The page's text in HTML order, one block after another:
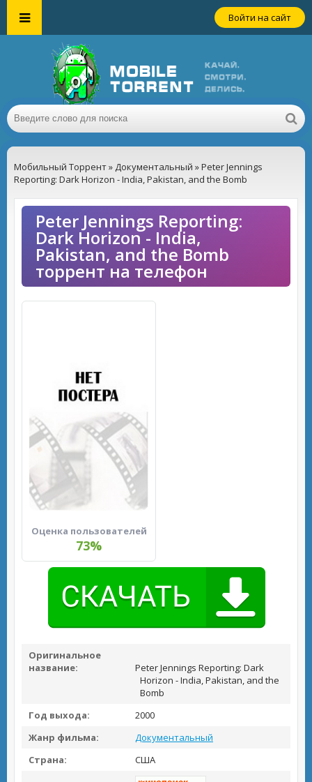
Войти на сайт
Мобильный Торрент» Документальный » Peter Jennings
Reporting: Dark Horizon - India, Pakistan, and the Bomb
Peter Jennings Reporting:
Dark Horizon - India,
Pakistan, and the Bomb
торрент на телефон
Оценка пользователей
73%
Оригинальное
название:
Peter Jennings Reporting: Dark
Horizon - India, Pakistan, and the
Bomb
Год выхода:
2000
Жанр фильма:
Документальный
Страна:
США